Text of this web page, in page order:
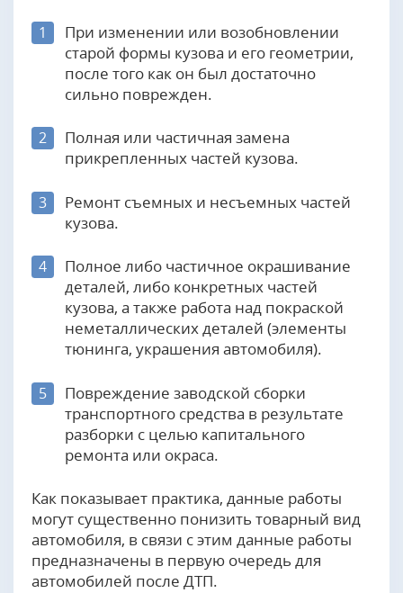
1
При изменении или возобновлении
старой формы кузова и его геометрии,
после того как он был достаточно
сильно поврежден.
2
Полная или частичная замена
прикрепленных частей кузова.
3
Ремонт съемных и несъемных частей
кузова.
4
Полное либо частичное окрашивание
деталей, либо конкретных частей
кузова, а также работа над покраской
неметаллических деталей (элементы
тюнинга, украшения автомобиля).
5
Повреждение заводской сборки
транспортного средства в результате
разборки с целью капитального
ремонта или окраса.
Как показывает практика, данные работы
могут существенно понизить товарный вид
автомобиля, в связи с этим данные работы
предназначены в первую очередь для
автомобилей после ДТП.